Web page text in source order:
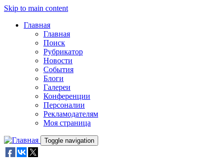
Skip to main content
Главная
Главная
Поиск
Рубрикатор
Новости
События
Блоги
Галереи
Конференции
Персоналии
Рекламодателям
Моя страница
Toggle navigation